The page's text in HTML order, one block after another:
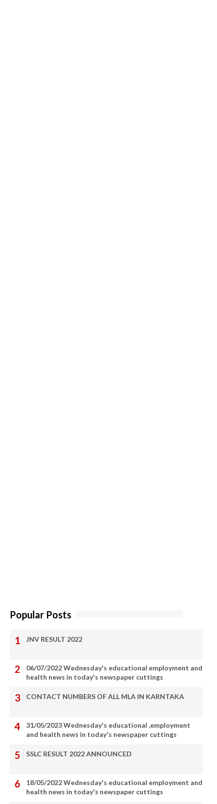
Popular Posts
JNV RESULT 2022
06/07/2022 Wednesday's educational employment and
health news in today's newspaper cuttings
CONTACT NUMBERS OF ALL MLA IN KARNTAKA
31/05/2023 Wednesday's educational ,employment
and health news in today's newspaper cuttings
SSLC RESULT 2022 ANNOUNCED
18/05/2022 Wednesday's educational employment and
health news in today's newspaper cuttings